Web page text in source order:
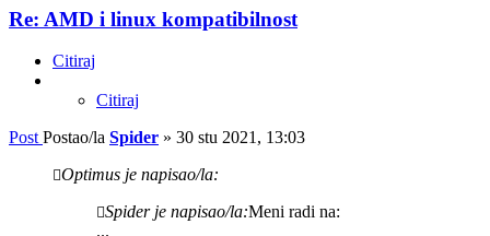
Re: AMD i linux kompatibilnost
Citiraj
Citiraj
Post Postao/la Spider » 30 stu 2021, 13:03
Optimus je napisao/la:
Spider je napisao/la:Meni radi na:
...